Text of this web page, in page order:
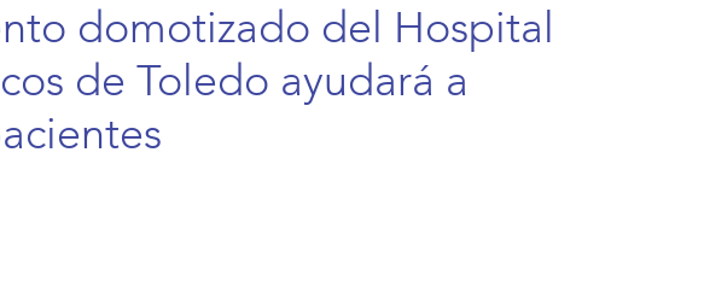
domotizado del Hospital
de Toledo ayudará a